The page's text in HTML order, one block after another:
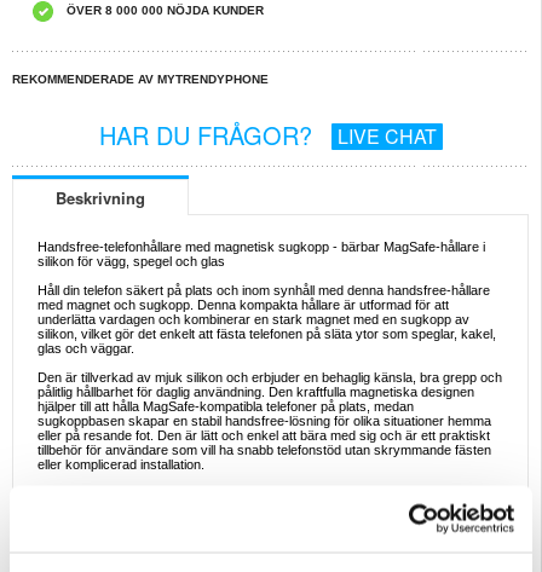
ÖVER 8 000 000 NÖJDA KUNDER
REKOMMENDERADE AV MYTRENDYPHONE
HAR DU FRÅGOR? LIVE CHAT
Beskrivning
Handsfree-telefonhållare med magnetisk sugkopp - bärbar MagSafe-hållare i
silikon för vägg, spegel och glas
Håll din telefon säkert på plats och inom synhåll med denna handsfree-hållare
med magnet och sugkopp. Denna kompakta hållare är utformad för att
underlätta vardagen och kombinerar en stark magnet med en sugkopp av
silikon, vilket gör det enkelt att fästa telefonen på släta ytor som speglar, kakel,
glas och väggar.
Den är tillverkad av mjuk silikon och erbjuder en behaglig känsla, bra grepp och
pålitlig hållbarhet för daglig användning. Den kraftfulla magnetiska designen
hjälper till att hålla MagSafe-kompatibla telefoner på plats, medan
sugkoppbasen skapar en stabil handsfree-lösning för olika situationer hemma
eller på resande fot. Den är lätt och enkel att bära med sig och är ett praktiskt
tillbehör för användare som vill ha snabb telefonstöd utan skrymmande fästen
eller komplicerad installation.